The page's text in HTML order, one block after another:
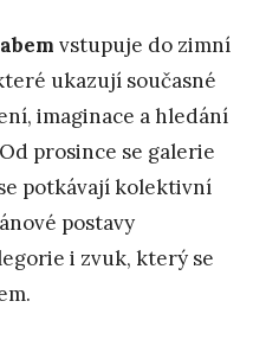
vstupuje do zimní
ukazují současné
imaginace a hledání
prosince se galerie
potkávají kolektivní
postavy
i zvuk, který se